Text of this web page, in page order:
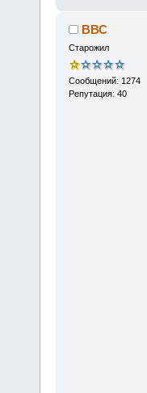
ВВС
Старожил
Сообщений: 1274
Репутация: 40